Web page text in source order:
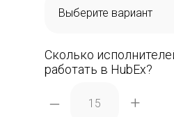
Сколько
работать в HubEx?
– +